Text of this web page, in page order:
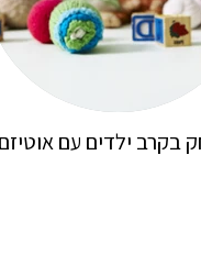
בקרב ילדים עם